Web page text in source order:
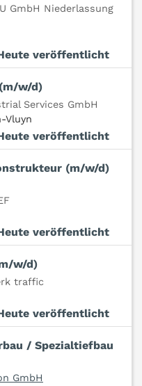
GmbH Niederlassung
veröffentlicht
w/d)
Services GmbH
Vluyn
veröffentlicht
(m/w/d)
veröffentlicht
w/d)
traffic
veröffentlicht
/ Spezialtiefbau
GmbH